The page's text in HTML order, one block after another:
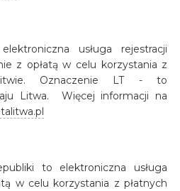
usługa rejestracji
z opłatą w celu korzystania z
Oznaczenie LT - to
Litwa. Więcej informacji na
to elektroniczna usługa
w celu korzystania z płatnych